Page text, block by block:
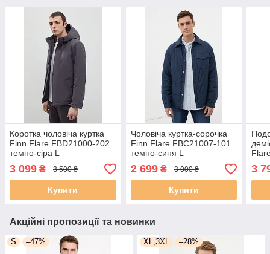
Коротка чоловіча куртка
Finn Flare FBD21000-202
темно-сіра L
3 099 ₴ 3 500 ₴
Купити
Чоловіча куртка-сорочка
Finn Flare FBC21007-101
темно-синя L
2 699₴ 3 000 ₴
Купити
3
Акційні пропозиції та новинки
S –47% XL,3XL –28%